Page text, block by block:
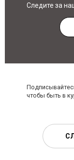
Следите за
чтобы быть в